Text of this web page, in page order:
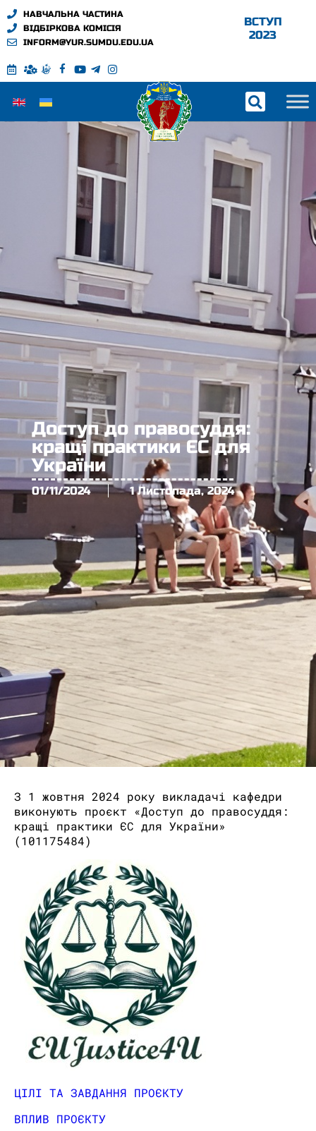
НАВЧАЛЬНА ЧАСТИНА
ВІДБІРКОВА КОМІСІЯ
INFORM@YUR.SUMDU.EDU.UA
ВСТУП
2023
Доступ до правосуддя:
кращі практики ЄС для
України
01/11/2024 1 Листопада, 2024
З 1 жовтня 2024 року викладачі кафедри
виконують проєкт «Доступ до правосуддя:
кращі практики ЄС для України»
(101175484)
ЦІЛІ ТА ЗАВДАННЯ ПРОЄКТУ
ВПЛИВ ПРОЄКТУ